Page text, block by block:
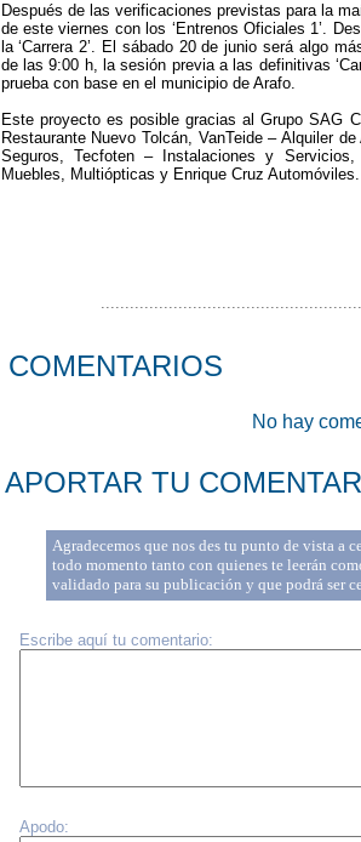
Después de las verificaciones previstas para la
de este viernes con los ‘Entrenos Oficiales 1’.
la ‘Carrera 2’. El sábado 20 de junio será algo
de las 9:00 h, la sesión previa a las definitivas
prueba con base en el municipio de Arafo.
Este proyecto es posible gracias al Grupo SAG
Restaurante Nuevo Tolcán, VanTeide – Alquiler
Seguros, Tecfoten – Instalaciones y
Muebles, Multiópticas y Enrique Cruz Automóviles.
COMENTARIOS
No hay
APORTAR TU
Agradecemos que nos des tu punto de vista a
todo momento tanto con quienes te leerán
validado para su publicación y que podrá ser
Escribe aquí tu comentario:
Apodo: